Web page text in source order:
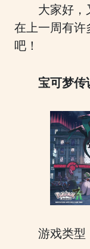
大家好，
在上一周有许
吧！
宝可梦
游戏类型